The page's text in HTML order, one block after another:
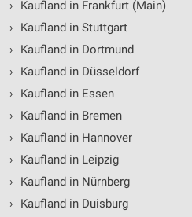
›
Kaufland in Frankfurt (Main)
›
Kaufland in Stuttgart
›
Kaufland in Dortmund
›
Kaufland in Düsseldorf
›
Kaufland in Essen
›
Kaufland in Bremen
›
Kaufland in Hannover
›
Kaufland in Leipzig
›
Kaufland in Nürnberg
›
Kaufland in Duisburg
personalisierter Werbung
Erstellung von Profilen zur
Verwendung von Profilen zur
Messung der Werbeleistung
Messung der Performance von
Analyse von Zielgruppen durch